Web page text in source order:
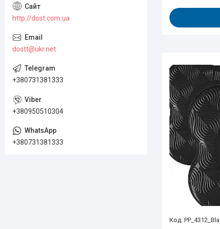
http://dost.com.ua
dostt@ukr.net
+380731381333
+380950510304
+380731381333